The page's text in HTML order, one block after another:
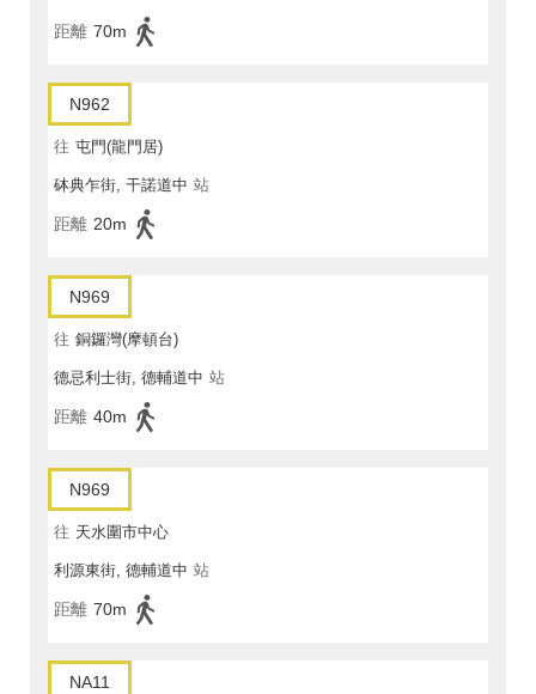
距離 70m
N962
往 屯門(龍門居)
砵典乍街, 干諾道中 站
距離 20m
N969
往 銅鑼灣(摩頓台)
德忌利士街, 德輔道中 站
距離 40m
N969
往 天水圍市中心
利源東街, 德輔道中 站
距離 70m
NA11